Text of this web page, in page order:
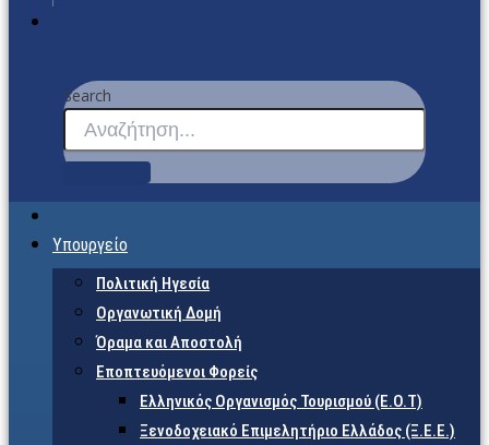
Search
Υπουργείο
Πολιτική Ηγεσία
Οργανωτική Δομή
Όραμα και Αποστολή
Εποπτευόμενοι Φορείς
Eλληνικός Οργανισμός Τουρισμού (Ε.Ο.Τ)
Ξενοδοχειακό Επιμελητήριο Ελλάδος (Ξ.Ε.Ε.)